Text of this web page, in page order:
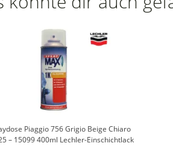
Piaggio 756 Grigio Beige Chiaro
– 15099 400ml Lechler-Einschichtlack